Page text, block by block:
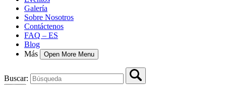
Galería
Sobre Nosotros
Contáctenos
FAQ – ES
Blog
Más
Open More Menu
Buscar: